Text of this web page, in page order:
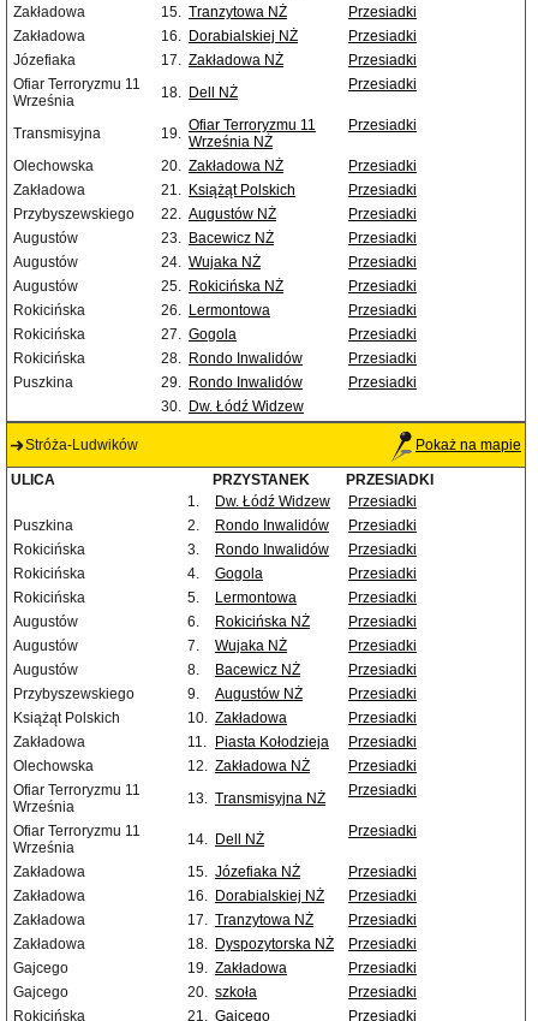
Zakładowa
15. Tranzytowa NŻ
Przesiadki
Zakładowa
16. Dorabialskiej NŻ
Przesiadki
Józefiaka
17. Zakładowa NŻ
Przesiadki
Ofiar Terroryzmu 11
Września
18. Dell NŻ Przesiadki
Transmisyjna 19. Ofiar Terroryzmu 11
Września NŻ
Przesiadki
Olechowska 20. Zakładowa NŻ
Przesiadki
Zakładowa
21. Książąt Polskich
Przesiadki
Przybyszewskiego
22. Augustów NŻ
Przesiadki
Augustów
23. Bacewicz NŻ
Przesiadki
Augustów
24. Wujaka NŻ
Przesiadki
Augustów
25. Rokicińska NŻ
Przesiadki
Rokicińska
26. Lermontowa
Przesiadki
Rokicińska
27. Gogola
Przesiadki
Rokicińska
28. Rondo Inwalidów
Przesiadki
Puszkina
29. Rondo Inwalidów
Przesiadki
30. Dw. Łódź Widzew
Stróża-Ludwików Pokaż na mapie
ULICA PRZYSTANEK
PRZESIADKI
1.
Dw. Łódź Widzew
Przesiadki
Puszkina
2. Rondo Inwalidów
Przesiadki
Rokicińska
3. Rondo Inwalidów
Przesiadki
Rokicińska
4. Gogola
Przesiadki
Rokicińska
5. Lermontowa
Przesiadki
Augustów
6. Rokicińska NŻ
Przesiadki
Augustów
7. Wujaka NŻ
Przesiadki
Augustów
8. Bacewicz NŻ
Przesiadki
Przybyszewskiego
9. Augustów NŻ
Przesiadki
Książąt Polskich
10. Zakładowa
Przesiadki
Zakładowa
11. Piasta Kołodzieja
Przesiadki
Olechowska
12. Zakładowa NŻ
Przesiadki
Ofiar Terroryzmu 11
Września
13. Transmisyjna NŻ Przesiadki
Ofiar Terroryzmu 11
Września
14. Dell NŻ Przesiadki
Zakładowa 15. Józefiaka NŻ
Przesiadki
Zakładowa
16. Dorabialskiej NŻ
Przesiadki
Zakładowa
17. Tranzytowa NŻ
Przesiadki
Zakładowa
18. Dyspozytorska NŻ
Przesiadki
Gajcego
19. Zakładowa
Przesiadki
Gajcego
20. szkoła
Przesiadki
Rokicińska
21. Gajcego Przesiadki